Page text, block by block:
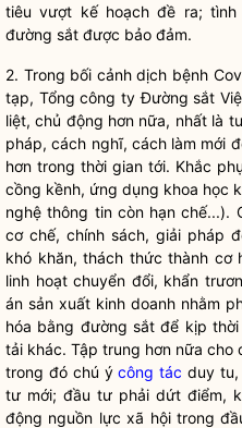
tiêu vượt kế hoạch đề ra;
đường sắt được bảo đảm.
2. Trong bối cảnh dịch bệnh
tạp, Tổng công ty Đường sắt
liệt, chủ động hơn nữa, nhất là
pháp, cách nghĩ, cách làm mới
hơn trong thời gian tới. Khắc
cồng kềnh, ứng dụng khoa học
nghệ thông tin còn hạn chế...).
cơ chế, chính sách, giải pháp
khó khăn, thách thức thành cơ
linh hoạt chuyển đổi, khẩn
án sản xuất kinh doanh nhằm
hóa bằng đường sắt để kịp
tải khác. Tập trung hơn nữa
trong đó chú ýcông tác duy tu,
tư mới; đầu tư phải dứt điểm,
động nguồn lực xã hội trong